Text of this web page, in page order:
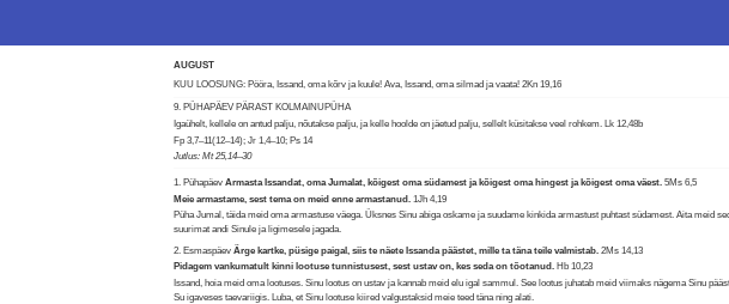
AUGUST
KUU LOOSUNG: Pööra, Issand, oma kõrv ja kuule! Ava, Issand, oma silmad ja vaata!2Kn 19,16
9. PÜHAPÄEV PÄRAST KOLMAINUPÜHA
Igaühelt, kellele on antud palju, nõutakse palju, ja kelle hoolde on jäetud palju, sellelt küsitakse veel rohkem. Lk 12,48b
Fp 3,7–11(12–14); Jr 1,4–10; Ps 14
Jutlus: Mt 25,14–30
1. PühapäevArmasta Issandat, oma Jumalat, kõigest oma südamest ja kõigest oma hingest ja kõigest oma väest.5Ms 6,5
Meie armastame, sest tema on meid enne armastanud.1Jh 4,19
Püha Jumal, täida meid oma armastuse väega. Üksnes Sinu abiga oskame ja suudame kinkida armastust puhtast südamest. Aita meid
suurimat andi Sinule ja ligimesele jagada.
2. EsmaspäevÄrge kartke, püsige paigal, siis te näete Issanda päästet, mille ta täna teile valmistab.2Ms 14,13
Pidagem vankumatult kinni lootuse tunnistusest, sest ustav on, kes seda on tõotanud. Hb 10,23
Issand, hoia meid oma lootuses. Sinu lootus on ustav ja kannab meid elu igal sammul. See lootus juhatab meid viimaks nägema Sinu
Su igaveses taevariigis. Luba, et Sinu lootuse kiired valgustaksid meie teed täna ning alati.